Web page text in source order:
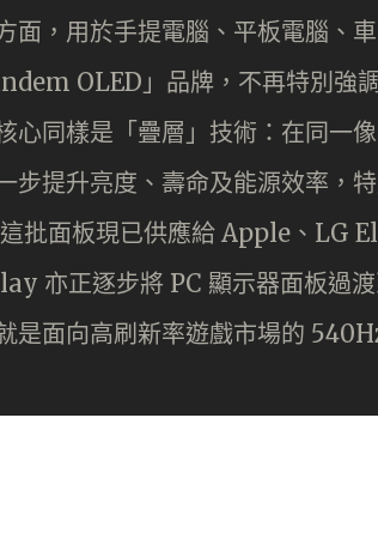
面，用於手提電腦、平板電腦、
OLED」品牌，不再特別
心同樣是「疊層」技術：在同一
步提升亮度、壽命及能源效率，
批面板現已供應給 Apple、LG
亦正逐步將 PC 顯示器面板過
是面向高刷新率遊戲市場的